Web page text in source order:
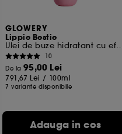
GLOWERY
Lippie Bestie
Ulei de buze hidratant
10
De la 95,00 Lei
791,67 Lei / 100ml
7 variante disponibile
Adauga in cos